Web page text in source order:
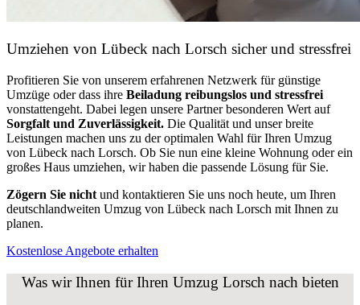
Umziehen von Lübeck nach Lorsch sicher und stressfrei
Profitieren Sie von unserem erfahrenen Netzwerk für günstige
Umzüge oder dass ihre Beiladung reibungslos und stressfrei
vonstattengeht. Dabei legen unsere Partner besonderen Wert auf
Sorgfalt und Zuverlässigkeit. Die Qualität und unser breite
Leistungen machen uns zu der optimalen Wahl für Ihren Umzug
von Lübeck nach Lorsch. Ob Sie nun eine kleine Wohnung oder ein
großes Haus umziehen, wir haben die passende Lösung für Sie.
Zögern Sie nicht und kontaktieren Sie uns noch heute, um Ihren
deutschlandweiten Umzug von Lübeck nach Lorsch mit Ihnen zu
planen.
Kostenlose Angebote erhalten
Was wir Ihnen für Ihren Umzug Lorsch nach bieten